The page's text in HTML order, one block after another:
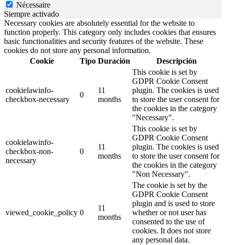
Nécessaire
Siempre activado
Necessary cookies are absolutely essential for the website to
function properly. This category only includes cookies that ensures
basic functionalities and security features of the website. These
cookies do not store any personal information.
Cookie
Tipo Duración Descripción
cookielawinfo-
checkbox-necessary
0
11
months
This cookie is set by
GDPR Cookie Consent
plugin. The cookies is used
to store the user consent for
the cookies in the category
"Necessary".
cookielawinfo-
checkbox-non-
necessary
0
11
months
This cookie is set by
GDPR Cookie Consent
plugin. The cookies is used
to store the user consent for
the cookies in the category
"Non Necessary".
viewed_cookie_policy 0
11
months
The cookie is set by the
GDPR Cookie Consent
plugin and is used to store
whether or not user has
consented to the use of
cookies. It does not store
any personal data.